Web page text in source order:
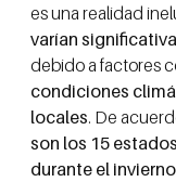
es una realidad
varían
debido a factores
condiciones
locales. De
son los 15
durante el invierno